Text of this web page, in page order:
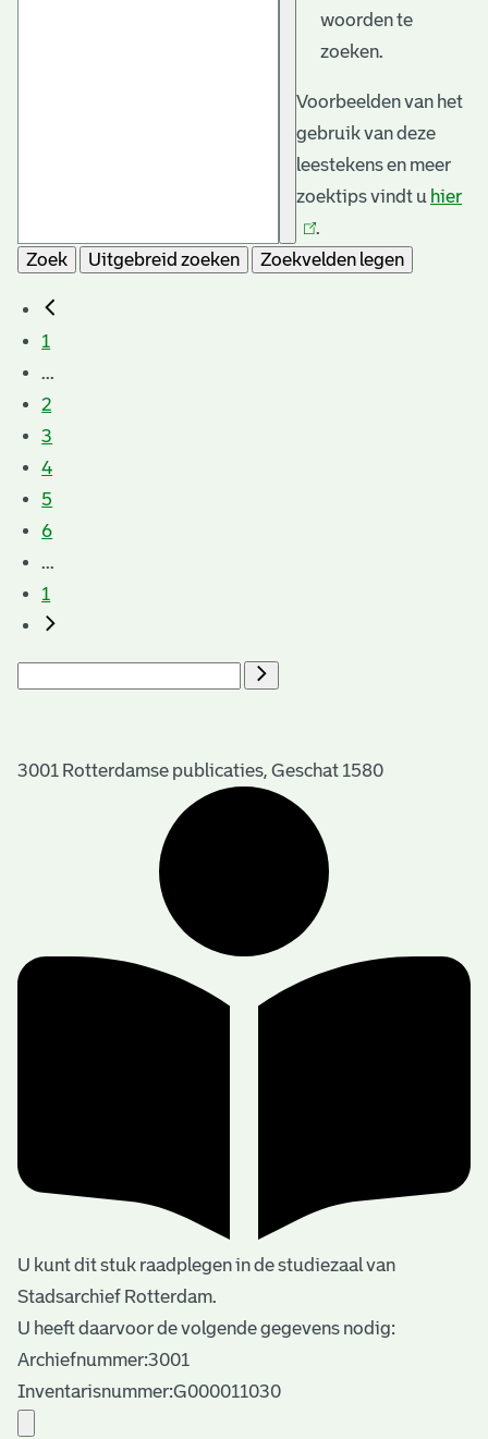
woorden te
zoeken.
Voorbeelden van het
gebruik van deze
leestekens en meer
zoektips vindt u hier
.
Zoek
Uitgebreid zoeken Zoekvelden legen
1
...
2
3
4
5
6
...
1
3001 Rotterdamse publicaties, Geschat 1580
U kunt dit stuk raadplegen in de studiezaal van
Stadsarchief Rotterdam.
U heeft daarvoor de volgende gegevens nodig:
Archiefnummer:3001
Inventarisnummer:G000011030